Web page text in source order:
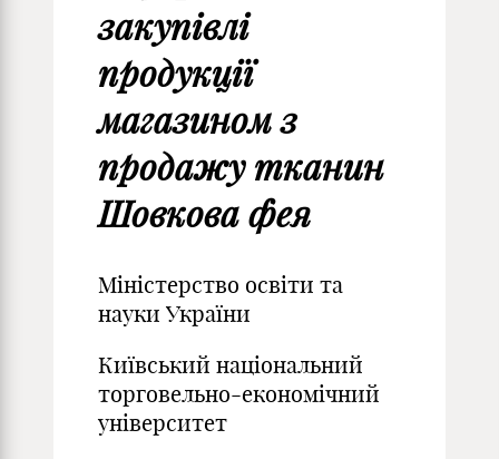
закупівлі
продукції
магазином з
продажу тканин
Шовкова фея
Міністерство освіти та
науки України
Київський національний
торговельно-економічний
університет